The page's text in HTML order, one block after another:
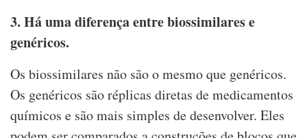
3. Há uma diferença entre biossimilares e
genéricos.
Os biossimilares não são o mesmo que genéricos.
Os genéricos são réplicas diretas de medicamentos
químicos e são mais simples de desenvolver. Eles